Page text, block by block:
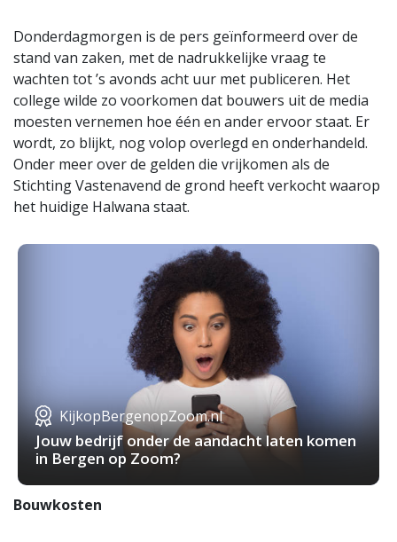
Donderdagmorgen is de pers geïnformeerd over de
stand van zaken, met de nadrukkelijke vraag te
wachten tot ’s avonds acht uur met publiceren. Het
college wilde zo voorkomen dat bouwers uit de media
moesten vernemen hoe één en ander ervoor staat. Er
wordt, zo blijkt, nog volop overlegd en onderhandeld.
Onder meer over de gelden die vrijkomen als de
Stichting Vastenavend de grond heeft verkocht waarop
het huidige Halwana staat.
KijkopBergenopZoom.nl
Jouw bedrijf onder de aandacht laten komen
in Bergen op Zoom?
Bouwkosten